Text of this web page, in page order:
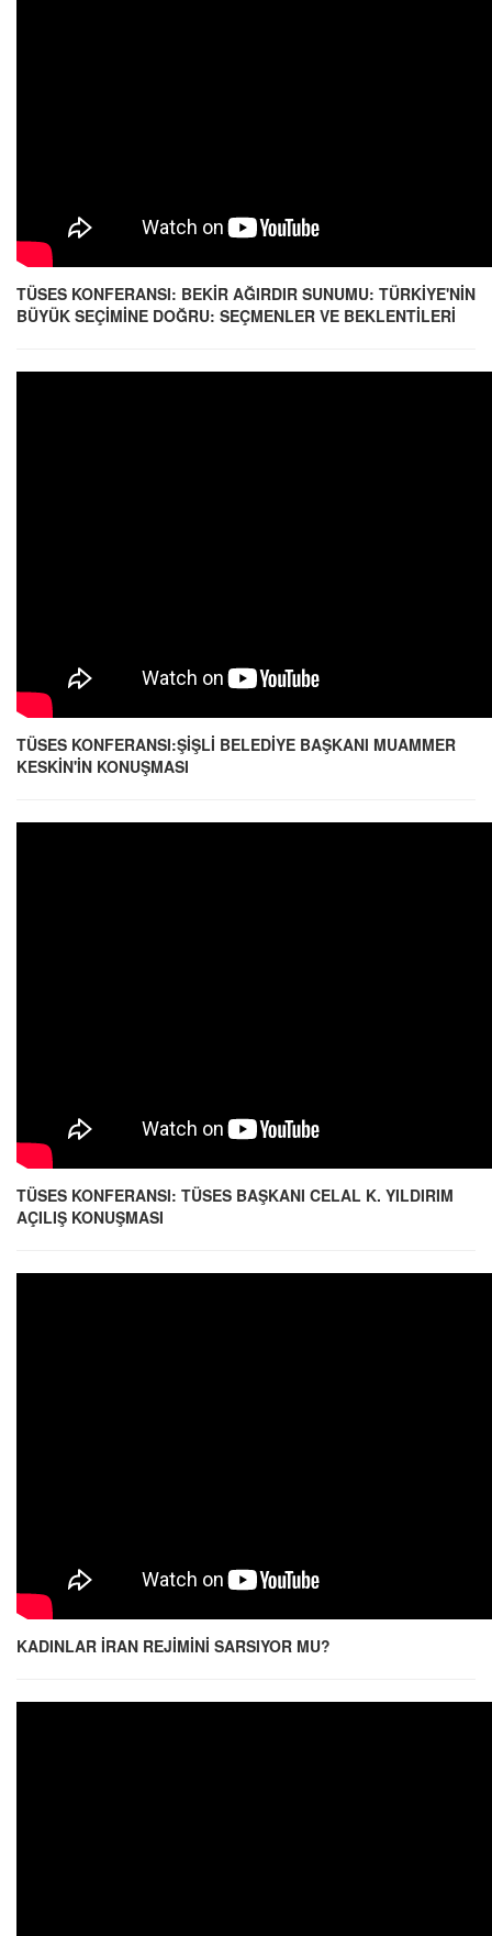
TÜSES KONFERANSI: BEKİR AĞIRDIR SUNUMU: TÜRKİYE'NİN
BÜYÜK SEÇİMİNE DOĞRU: SEÇMENLER VE BEKLENTİLERİ
TÜSES KONFERANSI:ŞİŞLİ BELEDİYE BAŞKANI MUAMMER
KESKİN'İN KONUŞMASI
TÜSES KONFERANSI: TÜSES BAŞKANI CELAL K. YILDIRIM
AÇILIŞ KONUŞMASI
KADINLAR İRAN REJİMİNİ SARSIYOR MU?